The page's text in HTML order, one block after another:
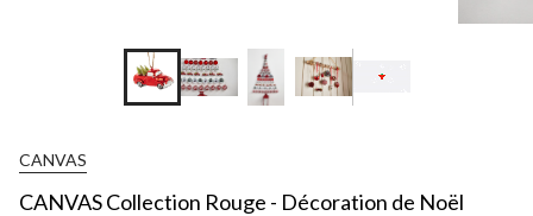
CANVAS
CANVAS Collection Rouge - Décoration de Noël